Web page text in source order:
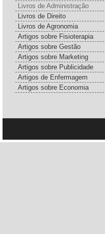
Livros de Administração
Livros de Direito
Livros de Agronomia
Artigos sobre Fisioterapia
Artigos sobre Gestão
Artigos sobre Marketing
Artigos sobre Publicidade
Artigos de Enfermagem
Artigos sobre Economia